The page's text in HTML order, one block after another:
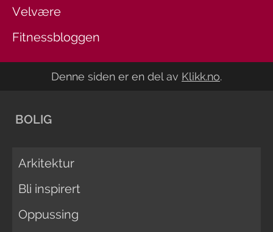
Velvære
Fitnessbloggen
Denne siden er en del av Klikk.no.
BOLIG
Arkitektur
Bli inspirert
Oppussing